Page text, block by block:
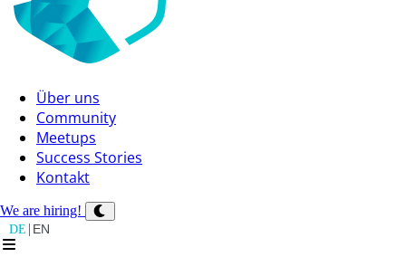
Über uns
Community
Meetups
Success Stories
Kontakt
We are hiring!
DE | EN